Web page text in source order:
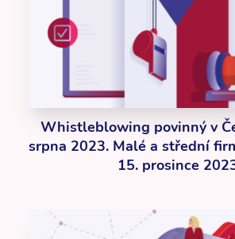
Whistleblowing povinný v
srpna 2023. Malé a střední
15. prosince